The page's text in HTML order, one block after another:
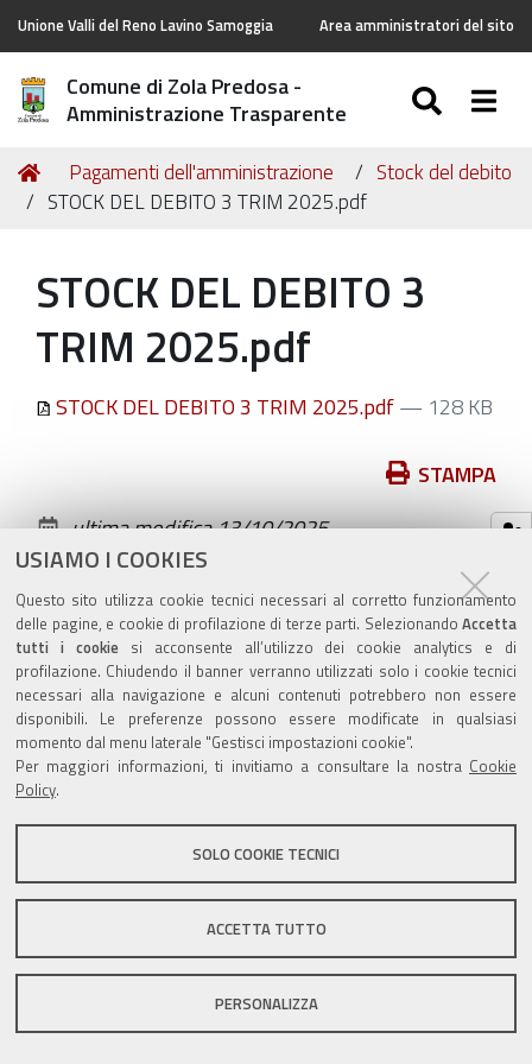
USIAMO I COOKIES
Questo sito utilizza cookie tecnici necessari al corretto funzionamento
delle pagine, e cookie di profilazione di terze parti. Selezionando Accetta
tutti i cookiesi acconsente all’utilizzo dei cookie analytics e di
profilazione. Chiudendo il banner verranno utilizzati solo i cookie tecnici
necessari alla navigazione e alcuni contenuti potrebbero non essere
disponibili. Le preferenze possono essere modificate in qualsiasi
momento dal menu laterale "Gestisci impostazioni cookie".
Per maggiori informazioni, ti invitiamo a consultare la nostra Cookie
Policy.
SOLO COOKIE TECNICI
ACCETTA TUTTO
PERSONALIZZA
Unione Valli del Reno Lavino Samoggia Area amministratori del sito
Comune di Zola Predosa -
Amministrazione Trasparente
Tu
sei
Home
Pagamenti dell'amministrazione
Stock del debito
STOCK DEL DEBITO 3 TRIM 2025.pdf
STOCK DEL DEBITO 3
TRIM 2025.pdf
STOCK DEL DEBITO 3 TRIM 2025.pdf— 128 KB
documento
STAMPA
ultima modifica13/10/2025
Valuta questo sito
Sito istituzionale Comune di Zola Predosa
Privacy policy|DPO|Accessibilità